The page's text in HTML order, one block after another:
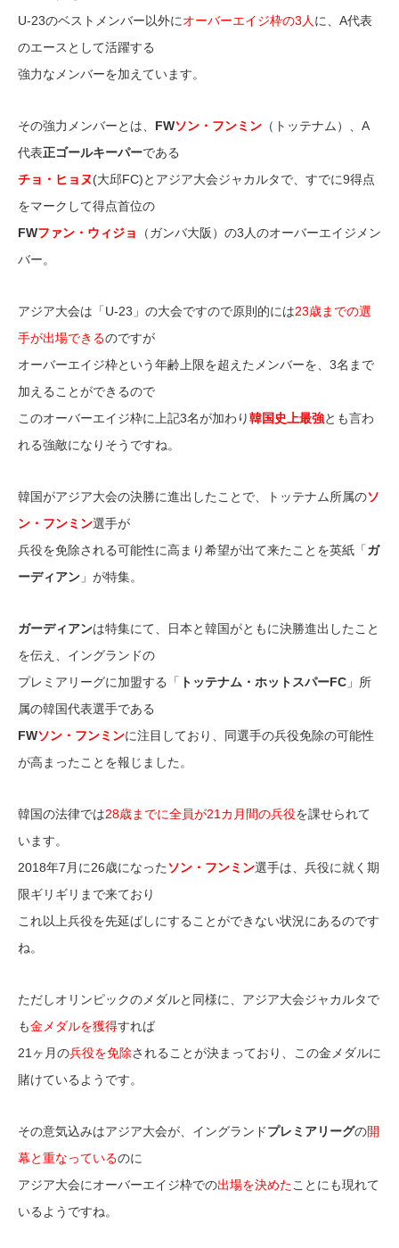
U-23のベストメンバー以外にオーバーエイジ枠の3人 に、A代表
のエースとして活躍する
強力なメンバーを加えています。
その強力メンバーとは、 FWソン・フンミン （トッテナム）、A
代表正ゴールキーパーである
チョ・ヒョヌ(大邱FC)とアジア大会ジャカルタで、すでに9得点
をマークして得点首位の
FWファン・ウィジョ
（ガンバ大阪）の3人のオーバーエイジメン
バー。
アジア大会は「U-23」の大会ですので原則的には23歳までの選
手が出場できるのですが
オーバーエイジ枠という年齢上限を超えたメンバーを、3名まで
加えることができるので
このオーバーエイジ枠に上記3名が加わり韓国史上最強とも言わ
れる強敵になりそうですね。
韓国がアジア大会の決勝に進出したことで、トッテナム所属のソ
ン・フンミン選手が
兵役を免除される可能性に高まり希望が出て来たことを英紙「ガ
ーディアン 」が特集。
ガーディアンは特集にて、日本と韓国がともに決勝進出したこと
を伝え、イングランドの
プレミアリーグに加盟する「 トッテナム・ホットスパーFC 」所
属の韓国代表選手である
FWソン・フンミンに注目しており、同選手の兵役免除の可能性
が高まったことを報じました。
韓国の法律では28歳までに全員が21カ月間の兵役を課せられて
います。
2018年7月に26歳になったソン・フンミン選手は、兵役に就く期
限ギリギリまで来ており
これ以上兵役を先延ばしにすることができない状況にあるのです
ね。
ただしオリンピックのメダルと同様に、アジア大会ジャカルタで
も金メダルを獲得すれば
21ヶ月の兵役を免除されることが決まっており、この金メダルに
賭けているようです。
その意気込みはアジア大会が、イングランドプレミアリーグの開
幕と重なっているのに
アジア大会にオーバーエイジ枠での出場を決めたことにも現れて
いるようですね。